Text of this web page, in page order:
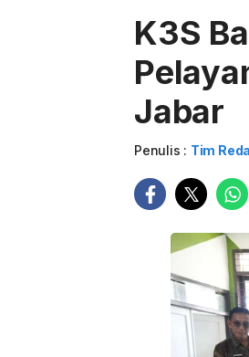
K3S
Jabar
Penulis : Tim